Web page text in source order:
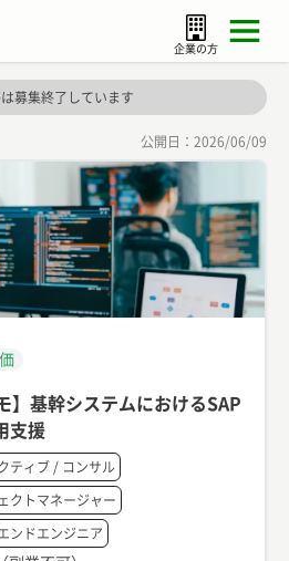
企業の方
募集終了しています
公開日： 2026/06/09
】基幹システムにおけるSAP
支援
ティブ / コンサル
クトマネージャー
ンドエンジニア